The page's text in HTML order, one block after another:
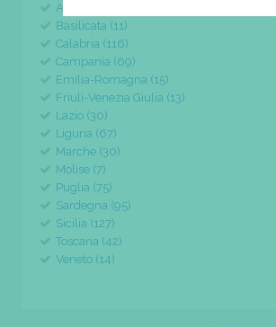
Abruzzo (24)
Basilicata (11)
Calabria (116)
Campania (69)
Emilia-Romagna (15)
Friuli-Venezia Giulia (13)
Lazio (30)
Liguria (67)
Marche (30)
Molise (7)
Puglia (75)
Sardegna (95)
Sicilia (127)
Toscana (42)
Veneto (14)